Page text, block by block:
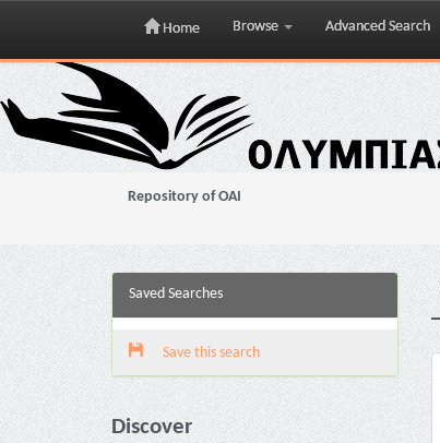
Skip
navigation
Home Browse Advanced Search
Repository of OAI
Saved Searches
Save this search
Discover